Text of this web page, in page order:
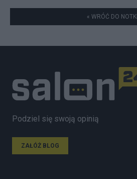
« WRÓĆ DO NOTKI
Podziel się swoją opinią
ZAŁÓŻ BLOG